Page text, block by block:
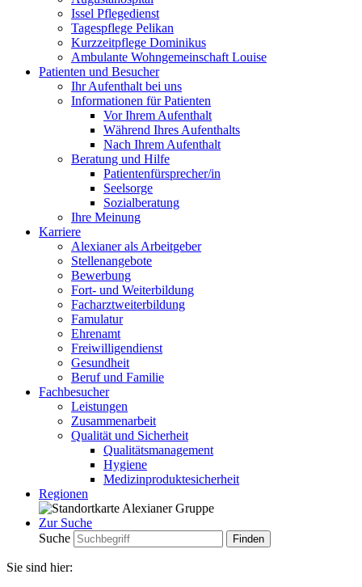
Issel Pflegedienst
Tagespflege Pelikan
Kurzzeitpflege Dominikus
Ambulante Wohngemeinschaft Louise
Patienten und Besucher
Ihr Aufenthalt bei uns
Informationen für Patienten
Vor Ihrem Aufenthalt
Während Ihres Aufenthalts
Nach Ihrem Aufenthalt
Beratung und Hilfe
Patientenfürsprecher/in
Seelsorge
Sozialberatung
Ihre Meinung
Karriere
Alexianer als Arbeitgeber
Stellenangebote
Bewerbung
Fort- und Weiterbildung
Facharztweiterbildung
Famulatur
Ehrenamt
Freiwilligendienst
Gesundheit
Beruf und Familie
Fachbesucher
Leistungen
Zusammenarbeit
Qualität und Sicherheit
Qualitätsmanagement
Hygiene
Medizinproduktesicherheit
Regionen
Zur Suche
Suche
Sie sind hier: